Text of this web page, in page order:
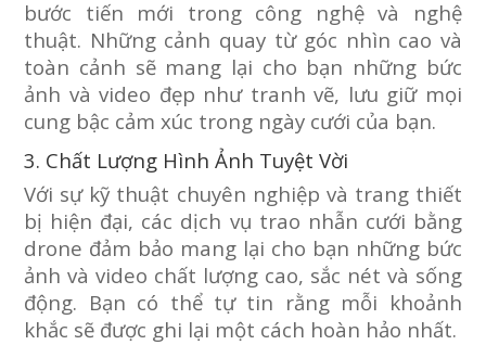
bước tiến mới trong công nghệ và nghệ
thuật. Những cảnh quay từ góc nhìn cao và
toàn cảnh sẽ mang lại cho bạn những bức
ảnh và video đẹp như tranh vẽ, lưu giữ mọi
cung bậc cảm xúc trong ngày cưới của bạn.
3. Chất Lượng Hình Ảnh Tuyệt Vời
Với sự kỹ thuật chuyên nghiệp và trang thiết
bị hiện đại, các dịch vụ trao nhẫn cưới bằng
drone đảm bảo mang lại cho bạn những bức
ảnh và video chất lượng cao, sắc nét và sống
động. Bạn có thể tự tin rằng mỗi khoảnh
khắc sẽ được ghi lại một cách hoàn hảo nhất.